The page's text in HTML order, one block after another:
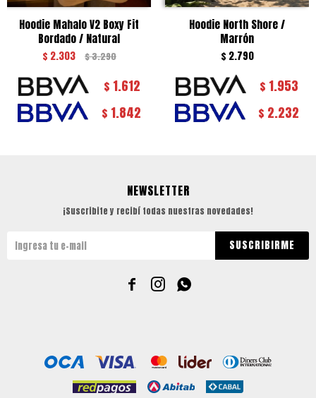
Hoodie Mahalo V2 Boxy Fit
Bordado / Natural
$ 2.303 $3.290
$ 1.612
$ 1.842
Hoodie North Shore /
Marrón
$ 2.790
$ 1.953
$ 2.232
NEWSLETTER
¡Suscribite y recibí todas nuestras novedades!
SUSCRIBIRME
  